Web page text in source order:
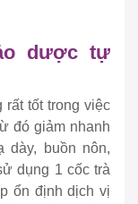
dược tự
rất tốt trong việc
đó giảm nhanh
dày, buồn nôn,
dụng 1 cốc trà
ổn định dịch vị